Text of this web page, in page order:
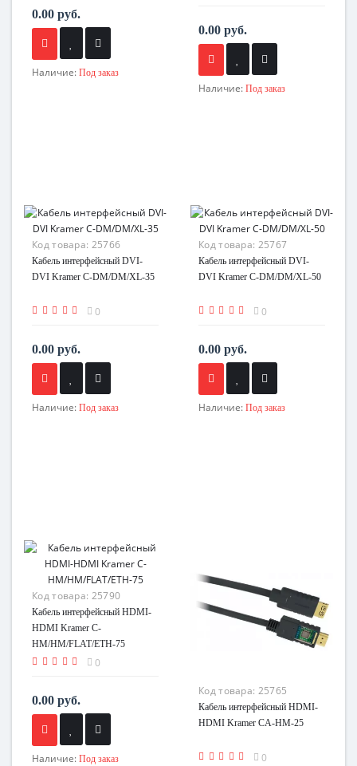
0.00 руб.
Наличие: Под заказ
0.00 руб.
Наличие: Под заказ
Код товара: 25766
Кабель интерфейсный DVI-
DVI Kramer C-DM/DM/XL-35
0
0.00 руб.
Наличие: Под заказ
Код товара: 25767
Кабель интерфейсный DVI-
DVI Kramer C-DM/DM/XL-50
0
0.00 руб.
Наличие: Под заказ
Код товара: 25790
Кабель интерфейсный HDMI-
HDMI Kramer C-
HM/HM/FLAT/ETH-75
0
0.00 руб.
Наличие: Под заказ
Код товара: 25765
Кабель интерфейсный HDMI-
HDMI Kramer CA-HM-25
0